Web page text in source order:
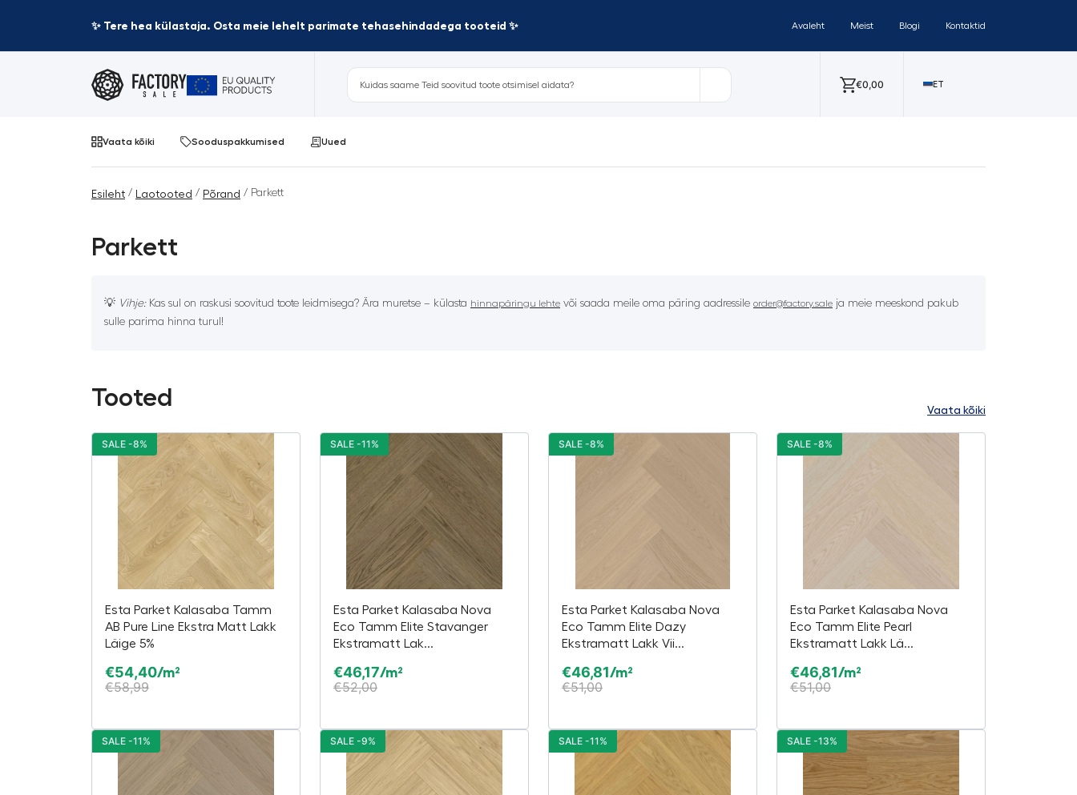
✨ Tere hea külastaja. Osta meie lehelt parimate tehasehindadega tooteid ✨ Avaleht Meist Blogi Kontaktid
€0,00 ET
Vaata kõiki Sooduspakkumised Uued
Esileht / Laotooted / Põrand / Parkett
Parkett
💡 Vihje:Kas sul on raskusi soovitud toote leidmisega? Ära muretse – külasta hinnapäringu lehte või saada meile oma päring aadressile order@factory.sale ja meie meeskond pakub
sulle parima hinna turul!
Tooted Vaata kõiki
Esta Parket Kalasaba Tamm
AB Pure Line Ekstra Matt Lakk
Läige 5%
€54,40/m²
€58,99
SALE -8%
Esta Parket Kalasaba Nova
Eco Tamm Elite Stavanger
Ekstramatt Lak...
€46,17/m²
€52,00
SALE -11%
Esta Parket Kalasaba Nova
Eco Tamm Elite Dazy
Ekstramatt Lakk Vii...
€46,81/m²
€51,00
SALE -8%
Esta Parket Kalasaba Nova
Eco Tamm Elite Pearl
Ekstramatt Lakk Lä...
€46,81/m²
€51,00
SALE -8%
SALE -11% SALE -9% SALE -11% SALE -13%